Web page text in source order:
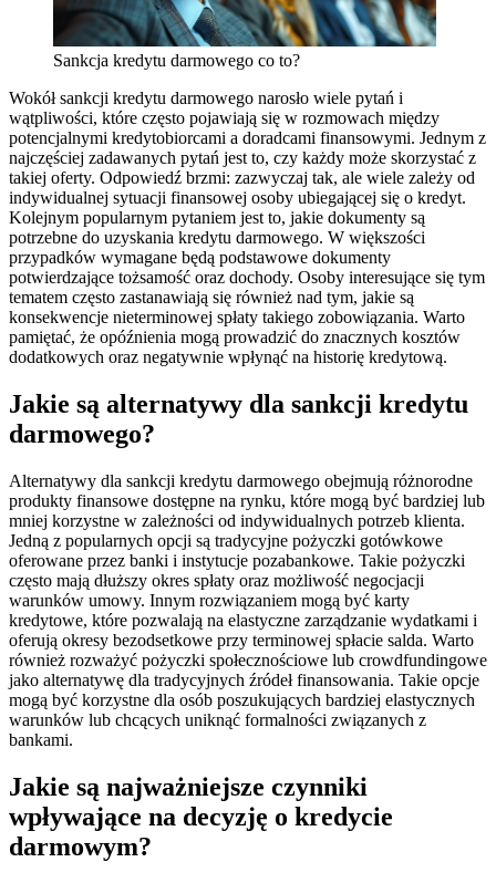
Sankcja kredytu darmowego co to?
Wokół sankcji kredytu darmowego narosło wiele pytań i
wątpliwości, które często pojawiają się w rozmowach między
potencjalnymi kredytobiorcami a doradcami finansowymi. Jednym z
najczęściej zadawanych pytań jest to, czy każdy może skorzystać z
takiej oferty. Odpowiedź brzmi: zazwyczaj tak, ale wiele zależy od
indywidualnej sytuacji finansowej osoby ubiegającej się o kredyt.
Kolejnym popularnym pytaniem jest to, jakie dokumenty są
potrzebne do uzyskania kredytu darmowego. W większości
przypadków wymagane będą podstawowe dokumenty
potwierdzające tożsamość oraz dochody. Osoby interesujące się tym
tematem często zastanawiają się również nad tym, jakie są
konsekwencje nieterminowej spłaty takiego zobowiązania. Warto
pamiętać, że opóźnienia mogą prowadzić do znacznych kosztów
dodatkowych oraz negatywnie wpłynąć na historię kredytową.
Jakie są alternatywy dla sankcji kredytu
darmowego?
Alternatywy dla sankcji kredytu darmowego obejmują różnorodne
produkty finansowe dostępne na rynku, które mogą być bardziej lub
mniej korzystne w zależności od indywidualnych potrzeb klienta.
Jedną z popularnych opcji są tradycyjne pożyczki gotówkowe
oferowane przez banki i instytucje pozabankowe. Takie pożyczki
często mają dłuższy okres spłaty oraz możliwość negocjacji
warunków umowy. Innym rozwiązaniem mogą być karty
kredytowe, które pozwalają na elastyczne zarządzanie wydatkami i
oferują okresy bezodsetkowe przy terminowej spłacie salda. Warto
również rozważyć pożyczki społecznościowe lub crowdfundingowe
jako alternatywę dla tradycyjnych źródeł finansowania. Takie opcje
mogą być korzystne dla osób poszukujących bardziej elastycznych
warunków lub chcących uniknąć formalności związanych z
bankami.
Jakie są najważniejsze czynniki
wpływające na decyzję o kredycie
darmowym?